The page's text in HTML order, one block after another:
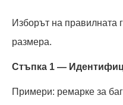
Изборът на правилната
размера.
Стъпка 1 —
Примери: ремарке за